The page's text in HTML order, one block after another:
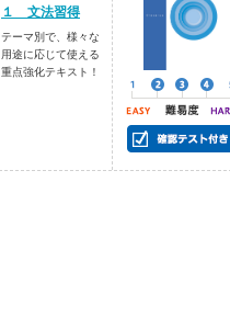
１ 文法習得
テーマ別で、様々な
用途に応じて使える
重点強化テキスト！